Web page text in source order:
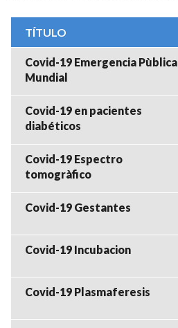
TÍTULO
Covid-19 Emergencia Pùblica
Mundial
Covid-19 en pacientes
diabéticos
Covid-19 Espectro
tomogràfico
Covid-19 Gestantes
Covid-19 Incubacion
Covid-19 Plasmaferesis